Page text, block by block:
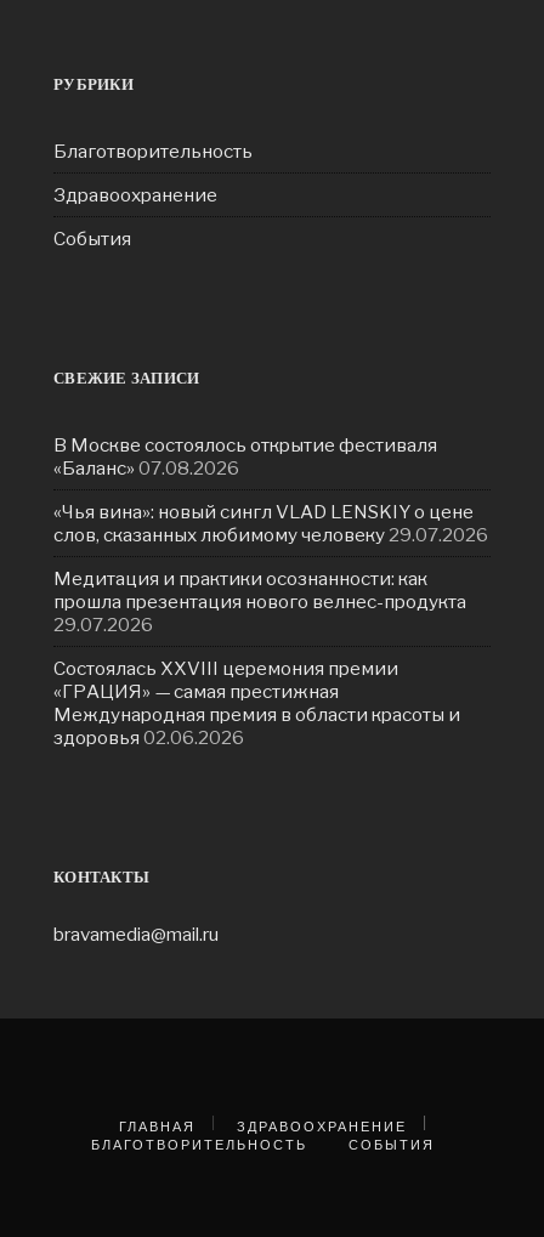
РУБРИКИ
Благотворительность
Здравоохранение
События
СВЕЖИЕ ЗАПИСИ
В Москве состоялось открытие фестиваля
«Баланс» 07.08.2026
«Чья вина»: новый сингл VLAD LENSKIY о цене
слов, сказанных любимому человеку 29.07.2026
Медитация и практики осознанности: как
прошла презентация нового велнес-продукта
29.07.2026
Состоялась ХXVIII церемония премии
«ГРАЦИЯ» — самая престижная
Международная премия в области красоты и
здоровья 02.06.2026
КОНТАКТЫ
bravamedia@mail.ru
ГЛАВНАЯ
ЗДРАВООХРАНЕНИЕ
БЛАГОТВОРИТЕЛЬНОСТЬ
СОБЫТИЯ